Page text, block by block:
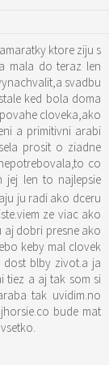
ktore ziju s
mala do teraz len
svadbu
ked bola doma
cloveka,ako
a primitivni arabi
prosit o ziadne
co
jej len to najlepsie
ju radi ako dceru
ze viac ako
aj dobri presne ako
keby mal clovek
dost blby zivot.a ja
tiez a aj tak som si
tak uvidim.no
bude mat